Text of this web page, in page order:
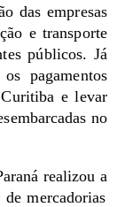
das empresas
e transporte
públicos. Já
pagamentos
e levar
no
realizou a
mercadorias